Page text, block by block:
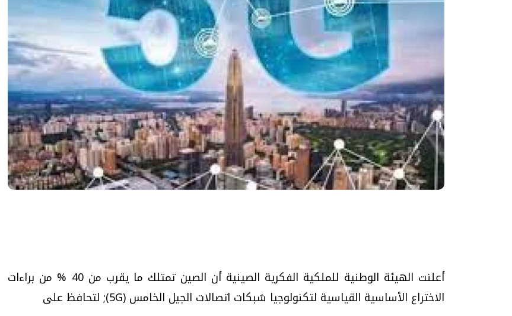
أعلنت الهيئة الوطنية للملكية الفكرية الصينية أن الصين تمتلك ما يقرب من 40 % من براءات
الاختراع الأساسية القياسية لتكنولوجيا شبكات اتصالات الجيل الخامس (5G); لتحافظ على
تحقيقات وحوارات تحقيقات وحوارات تحقيقات وحوارات